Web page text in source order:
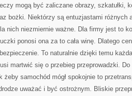
mogą być zaliczane obrazy, szkatułki,
bożki. Niektórzy są entuzjastami różnych
nich niezmiernie ważne. Dla firmy jest to
ponosi ona za to cała winę. Dlatego
To naturalnie dzięki temu
martwić się o przebieg przeprowadzki. Do
żeby samochód mógł spokojnie to
uważać i być ostrożnym. Bliskie